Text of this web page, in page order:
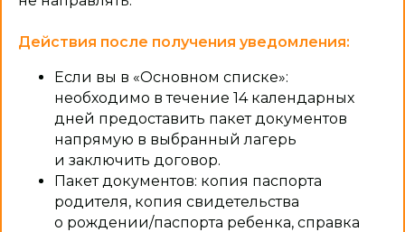
Действия после получения уведомления:
Если вы в «Основном списке»:
необходимо в течение 14 календарных
дней предоставить пакет документов
напрямую в выбранный лагерь
и заключить договор.
Пакет документов: копия паспорта
родителя, копия свидетельства
о рождении/паспорта ребенка, справка